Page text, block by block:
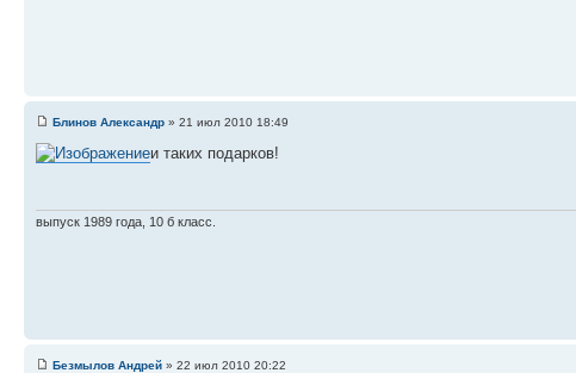
Блинов Александр » 21 июл 2010 18:49
и таких подарков!
выпуск 1989 года, 10 б класс.
Безмылов Андрей » 22 июл 2010 20:22